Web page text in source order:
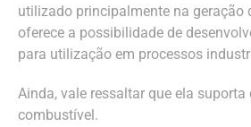
utilizado principalmente na geração
oferece a possibilidade de
para utilização em processos
Ainda, vale ressaltar que ela
combustível.